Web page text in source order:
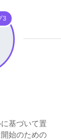
3
基づいて置
始のための